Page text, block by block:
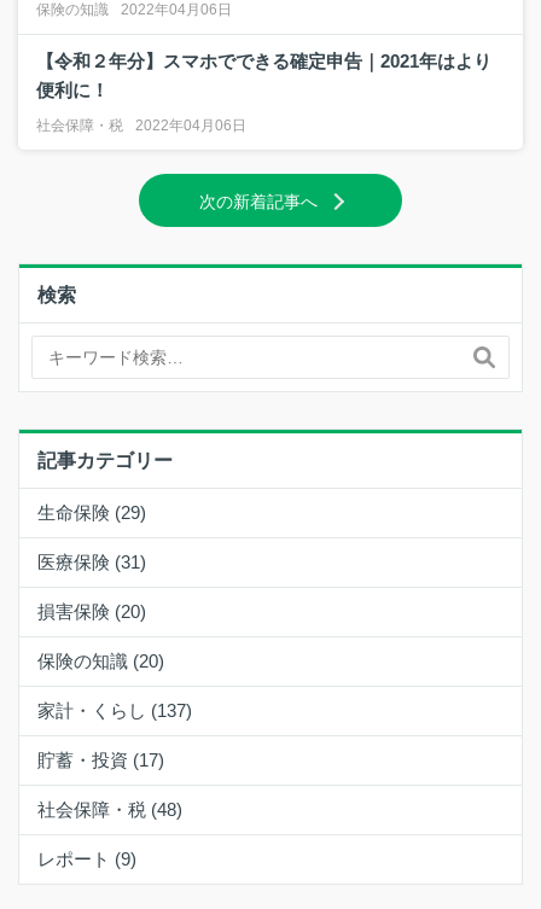
保険の知識 2022年04月06日
【令和２年分】スマホでできる確定申告｜2021年はより
便利に！
社会保障・税 2022年04月06日
次の新着記事へ
検索
記事カテゴリー
生命保険 (29)
医療保険 (31)
損害保険 (20)
保険の知識 (20)
家計・くらし (137)
貯蓄・投資 (17)
社会保障・税 (48)
レポート (9)